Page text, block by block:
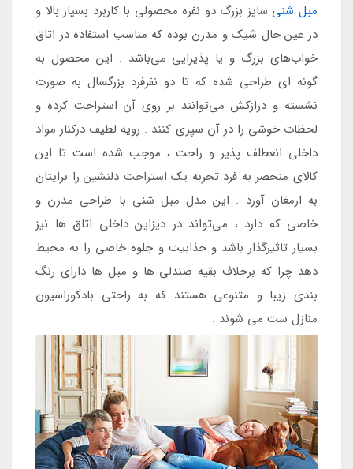
مبل شنی سایز بزرگ دو نفره محصولی با کاربرد بسیار بالا و
در عین حال شیک و مدرن بوده که مناسب استفاده در اتاق
خواب‌های بزرگ و یا پذیرایی می‌باشد . این محصول به
گونه ای طراحی شده که تا دو نفرفرد بزرگسال به صورت
نشسته و درازکش می‌توانند بر روی آن استراحت کرده و
لحظات خوشی را در آن سپری کنند . رویه لطیف درکنار مواد
داخلی انعطلف پذیر و راحت ، موجب شده است تا این
کالای منحصر به فرد تجربه یک استراحت دلنشین را برایتان
به ارمغان آورد . این مدل مبل شنی با طراحی مدرن و
خاصی که دارد ، می‌تواند در دیزاین داخلی اتاق ها نیز
بسیار تاثیرگذار باشد و جذابیت و جلوه خاصی را به محیط
دهد چرا که برخلاف بقیه صندلی ها و مبل ها دارای رنگ
بندی زیبا و متنوعی هستند که به راحتی بادکوراسیون
منازل ست می شوند .